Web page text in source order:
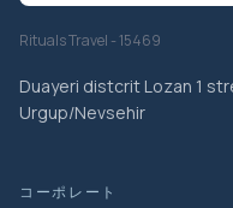
Rituals Travel - 15469
Duayeri distcrit Lozan 1
Urgup/Nevsehir
コーポレート